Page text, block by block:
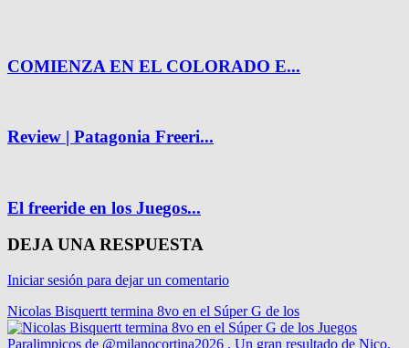
COMIENZA EN EL COLORADO E...
Review | Patagonia Freeri...
El freeride en los Juegos...
DEJA UNA RESPUESTA
Iniciar sesión para dejar un comentario
Nicolas Bisquertt termina 8vo en el Súper G de los